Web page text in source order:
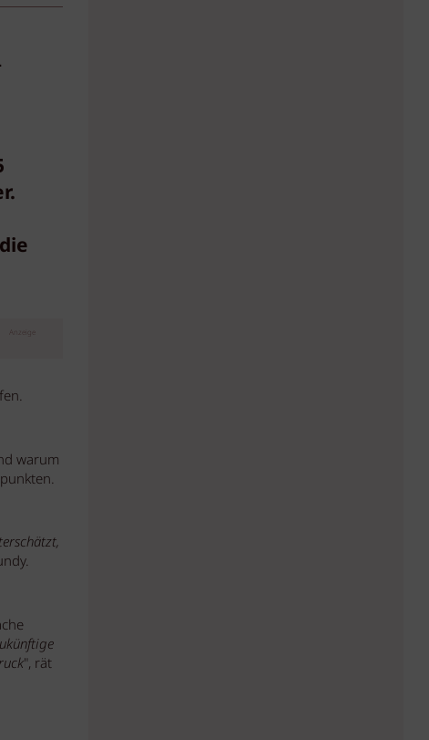
Anzeige
warum
", rät